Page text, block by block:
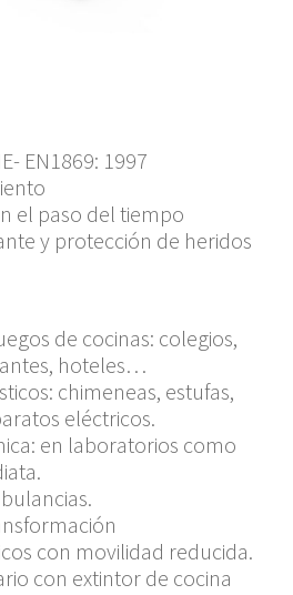
EN1869: 1997
el paso del tiempo
y protección de heridos
de cocinas: colegios,
hoteles…
chimeneas, estufas,
eléctricos.
en laboratorios como
con movilidad reducida.
con extintor de cocina